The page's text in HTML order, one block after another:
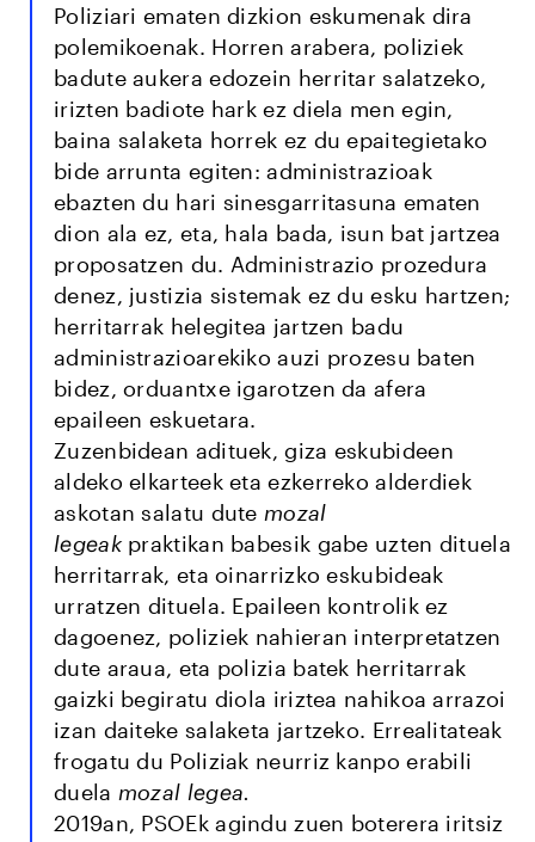
Poliziari ematen dizkion eskumenak dira
polemikoenak. Horren arabera, poliziek
badute aukera edozein herritar salatzeko,
irizten badiote hark ez diela men egin,
baina salaketa horrek ez du epaitegietako
bide arrunta egiten: administrazioak
ebazten du hari sinesgarritasuna ematen
dion ala ez, eta, hala bada, isun bat jartzea
proposatzen du. Administrazio prozedura
denez, justizia sistemak ez du esku hartzen;
herritarrak helegitea jartzen badu
administrazioarekiko auzi prozesu baten
bidez, orduantxe igarotzen da afera
epaileen eskuetara.
Zuzenbidean adituek, giza eskubideen
aldeko elkarteek eta ezkerreko alderdiek
askotan salatu dute mozal
legeak praktikan babesik gabe uzten dituela
herritarrak, eta oinarrizko eskubideak
urratzen dituela. Epaileen kontrolik ez
dagoenez, poliziek nahieran interpretatzen
dute araua, eta polizia batek herritarrak
gaizki begiratu diola iriztea nahikoa arrazoi
izan daiteke salaketa jartzeko. Errealitateak
frogatu du Poliziak neurriz kanpo erabili
duela mozal legea.
2019an, PSOEk agindu zuen boterera iritsiz